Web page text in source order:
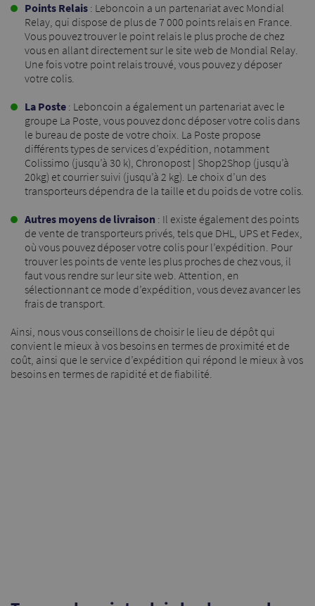
Points Relais : Leboncoin a un partenariat avec Mondial
Relay, qui dispose de plus de 7 000 points relais en France.
Vous pouvez trouver le point relais le plus proche de chez
vous en allant directement sur le site web de Mondial Relay.
Une fois votre point relais trouvé, vous pouvez y déposer
votre colis.
La Poste : Leboncoin a également un partenariat avec le
groupe La Poste, vous pouvez donc déposer votre colis dans
le bureau de poste de votre choix. La Poste propose
différents types de services d’expédition, notamment
Colissimo (jusqu’à 30 k), Chronopost | Shop2Shop (jusqu’à
20kg) et courrier suivi (jusqu’à 2 kg). Le choix d’un des
transporteurs dépendra de la taille et du poids de votre colis.
Autres moyens de livraison : Il existe également des points
de vente de transporteurs privés, tels que DHL, UPS et Fedex,
où vous pouvez déposer votre colis pour l’expédition. Pour
trouver les points de vente les plus proches de chez vous, il
faut vous rendre sur leur site web. Attention, en
sélectionnant ce mode d’expédition, vous devez avancer les
frais de transport.
Ainsi, nous vous conseillons de choisir le lieu de dépôt qui
convient le mieux à vos besoins en termes de proximité et de
coût, ainsi que le service d’expédition qui répond le mieux à vos
besoins en termes de rapidité et de fiabilité.